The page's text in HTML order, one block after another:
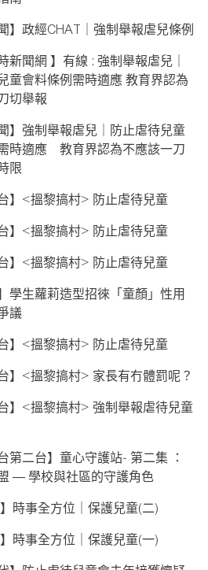
】政經CHAT｜強制舉報虐兒條例
新聞網 】有線 : 強制舉報虐兒｜
童會料條例需時適應 教育界認為
切舉報
】強制舉報虐兒｜防止虐待兒童
時適應 教育界認為不應該一刀
限
】<搵黎搞村> 防止虐待兒童
】<搵黎搞村> 防止虐待兒童
】<搵黎搞村> 防止虐待兒童
學生蘿莉造型招徠「童顏」性用
議
】<搵黎搞村> 防止虐待兒童
】<搵黎搞村> 家長有冇體罰呢？
】<搵黎搞村> 強制舉報虐待兒童
第二台】童心守護站- 第二集 ：
— 學校與社區的守護角色
】時事全方位｜保護兒童(二)
】時事全方位｜保護兒童(一)